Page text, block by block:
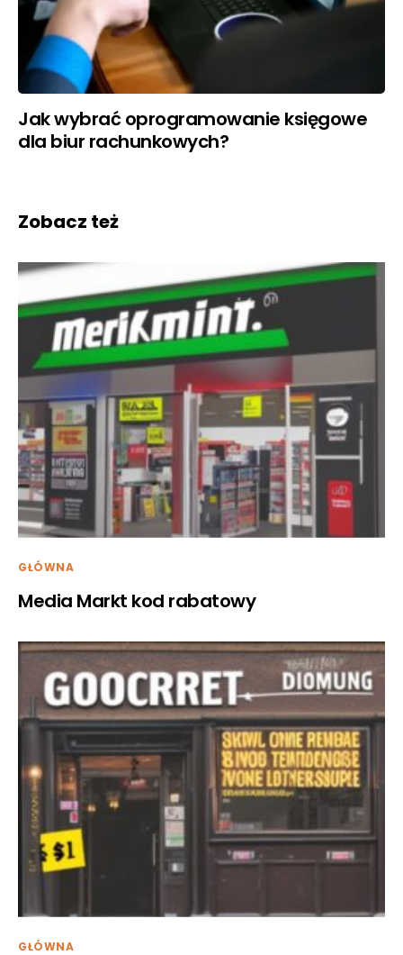
Jak wybrać oprogramowanie księgowe
dla biur rachunkowych?
Zobacz też
GŁÓWNA
Media Markt kod rabatowy
GŁÓWNA